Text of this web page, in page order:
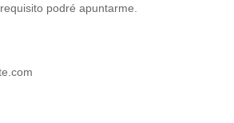
podré apuntarme.